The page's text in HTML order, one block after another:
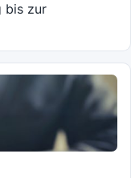
bis zur